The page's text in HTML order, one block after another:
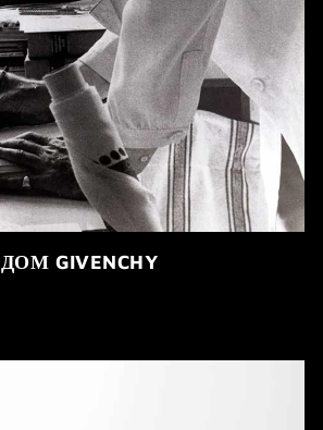
ДОМ GIVENCHY